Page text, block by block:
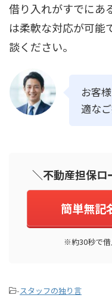
借り入れがすでにあ
は柔軟な対応が可能
談ください。
お客
適な
＼不動産担保ロ
簡単無記
※約30秒で借
-スタッフの独り言